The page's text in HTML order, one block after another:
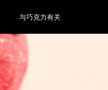
与巧克力有关
与巧克力有关